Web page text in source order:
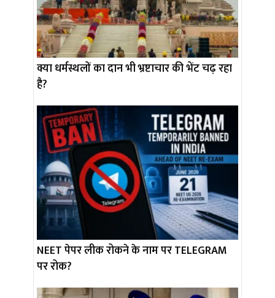
क्या धर्मस्थलों का दान भी भ्रष्टाचार की भेंट चढ़ रहा
है?
NEET पेपर लीक रोकने के नाम पर TELEGRAM
पर रोक?